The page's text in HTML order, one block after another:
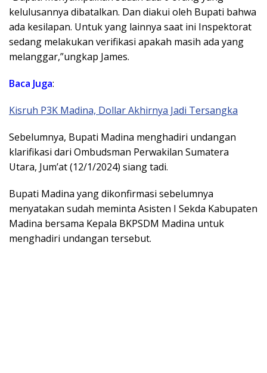
kelulusannya dibatalkan. Dan diakui oleh Bupati bahwa
ada kesilapan. Untuk yang lainnya saat ini Inspektorat
sedang melakukan verifikasi apakah masih ada yang
melanggar,”ungkap James.
Baca Juga:
Kisruh P3K Madina, Dollar Akhirnya Jadi Tersangka
Sebelumnya, Bupati Madina menghadiri undangan
klarifikasi dari Ombudsman Perwakilan Sumatera
Utara, Jum’at (12/1/2024) siang tadi.
Bupati Madina yang dikonfirmasi sebelumnya
menyatakan sudah meminta Asisten I Sekda Kabupaten
Madina bersama Kepala BKPSDM Madina untuk
menghadiri undangan tersebut.